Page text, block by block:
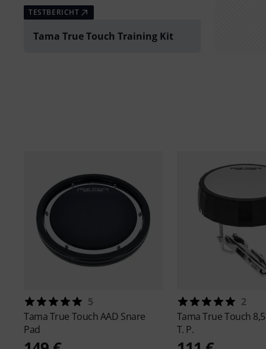
TESTBERICHT
Tama True Touch Training Kit
5
TamaTrue Touch AAD Snare
Pad
2
TamaTrue Touch
T. P.